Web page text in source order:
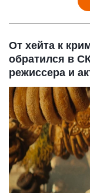
От хейта к
обратился в
режиссера и